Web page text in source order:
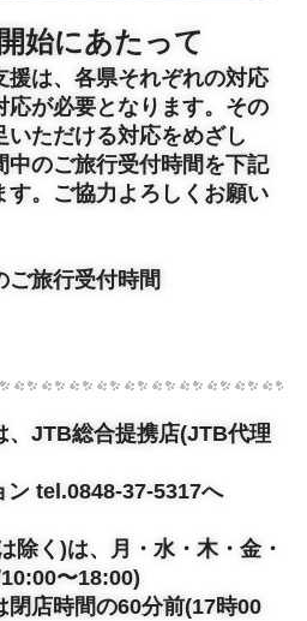
始にあたって
援は、各県それぞれの対応
応が必要となります。その
いただける対応をめざし
中のご旅行受付時間を下記
す。ご協力よろしくお願い
ご旅行受付時間
、JTB総合提携店(JTB代理
ン tel.0848-37-5317へ
除く)は、月・水・木・金・
〜18:00)
閉店時間の60分前(17時00